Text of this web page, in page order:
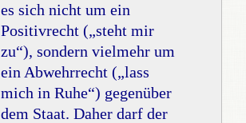
es sich nicht um ein
Positivrecht („steht mir
zu“), sondern vielmehr um
ein Abwehrrecht („lass
mich in Ruhe“) gegenüber
dem Staat. Daher darf der